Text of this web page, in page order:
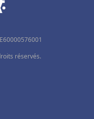
réservés.